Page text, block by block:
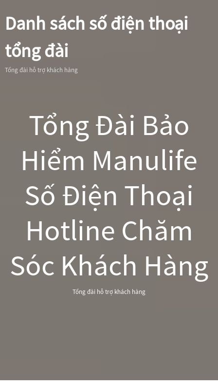
Danh sách số điện thoại
tổng đài
Tổng đài hỗ trợ khách hàng
Tổng Đài Bảo
Hiểm Manulife
Số Điện Thoại
Hotline Chăm
Sóc Khách Hàng
Tổng đài hỗ trợ khách hàng